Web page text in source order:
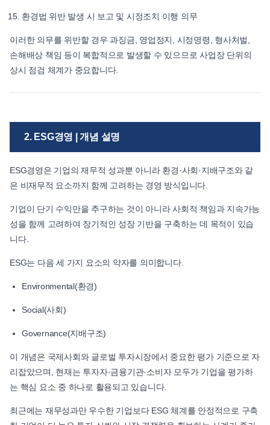
환경법 위반 발생 시 보고 및 시정조치 이행 의무
이러한 의무를 위반할 경우 과징금, 영업정지, 시정명령, 형사처벌,
손해배상 책임 등이 복합적으로 발생할 수 있으므로 사업장 단위의
상시 점검 체계가 중요합니다.
2. ESG경영 | 개념 설명
ESG경영은 기업의 재무적 성과뿐 아니라 환경·사회·지배구조와 같
은 비재무적 요소까지 함께 고려하는 경영 방식입니다.
기업이 단기 수익만을 추구하는 것이 아니라 사회적 책임과 지속가능
성을 함께 고려하여 장기적인 성장 기반을 구축하는 데 목적이 있습
니다.
ESG는 다음 세 가지 요소의 약자를 의미합니다.
Environmental(환경)
Social(사회)
Governance(지배구조)
이 개념은 국제사회와 글로벌 투자시장에서 중요한 평가 기준으로 자
리잡았으며, 현재는 투자자·금융기관·소비자 모두가 기업을 평가하
는 핵심 요소 중 하나로 활용되고 있습니다.
최근에는 재무성과만 우수한 기업보다 ESG 체계를 안정적으로 구축